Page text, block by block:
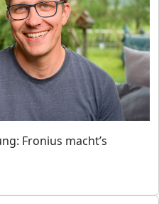
Fronius macht’s